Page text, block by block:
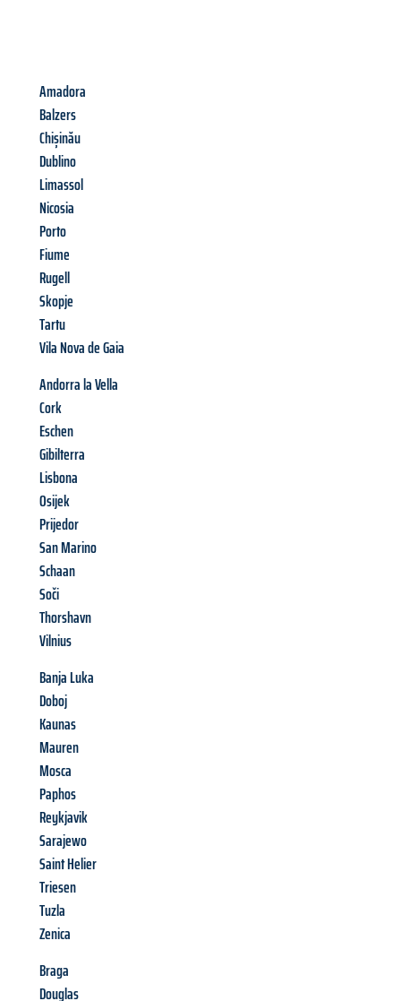
Amadora
Balzers
Chișinău
Dublino
Limassol
Nicosia
Porto
Fiume
Rugell
Skopje
Tartu
Vila Nova de Gaia
Andorra la Vella
Cork
Eschen
Gibilterra
Lisbona
Osijek
Prijedor
San Marino
Schaan
Soči
Thorshavn
Vilnius
Banja Luka
Doboj
Kaunas
Mauren
Mosca
Paphos
Reykjavik
Sarajewo
Saint Helier
Triesen
Tuzla
Zenica
Braga
Douglas